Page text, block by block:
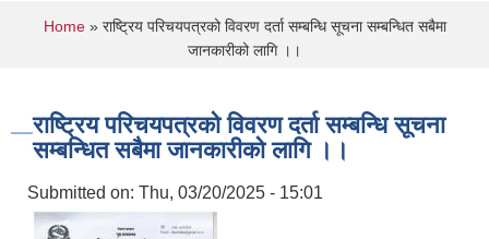
You are here
Home» राष्ट्रिय परिचयपत्रको विवरण दर्ता सम्बन्धि सूचना सम्बन्धित सबैमा
जानकारीको लागि ।।
राष्ट्रिय परिचयपत्रको विवरण दर्ता सम्बन्धि सूचना
सम्बन्धित सबैमा जानकारीको लागि ।।
Submitted on: Thu, 03/20/2025 - 15:01